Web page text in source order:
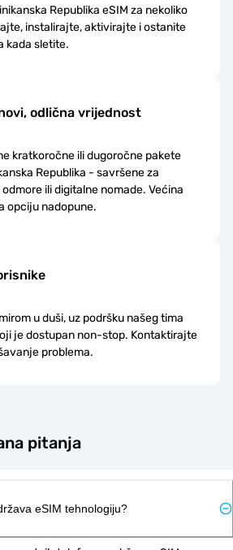
Republika eSIM za nekoliko
instalirajte, aktivirajte i ostanite
kada sletite.
odlična vrijednost
kratkoročne ili dugoročne pakete
Republika - savršene za
ili digitalne nomade. Većina
opciju nadopune.
u duši, uz podršku našeg tima
je dostupan non-stop. Kontaktirajte
problema.
pitanja
eSIM tehnologiju?